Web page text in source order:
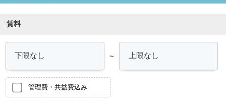
賃料
～
管理費・共益費込み